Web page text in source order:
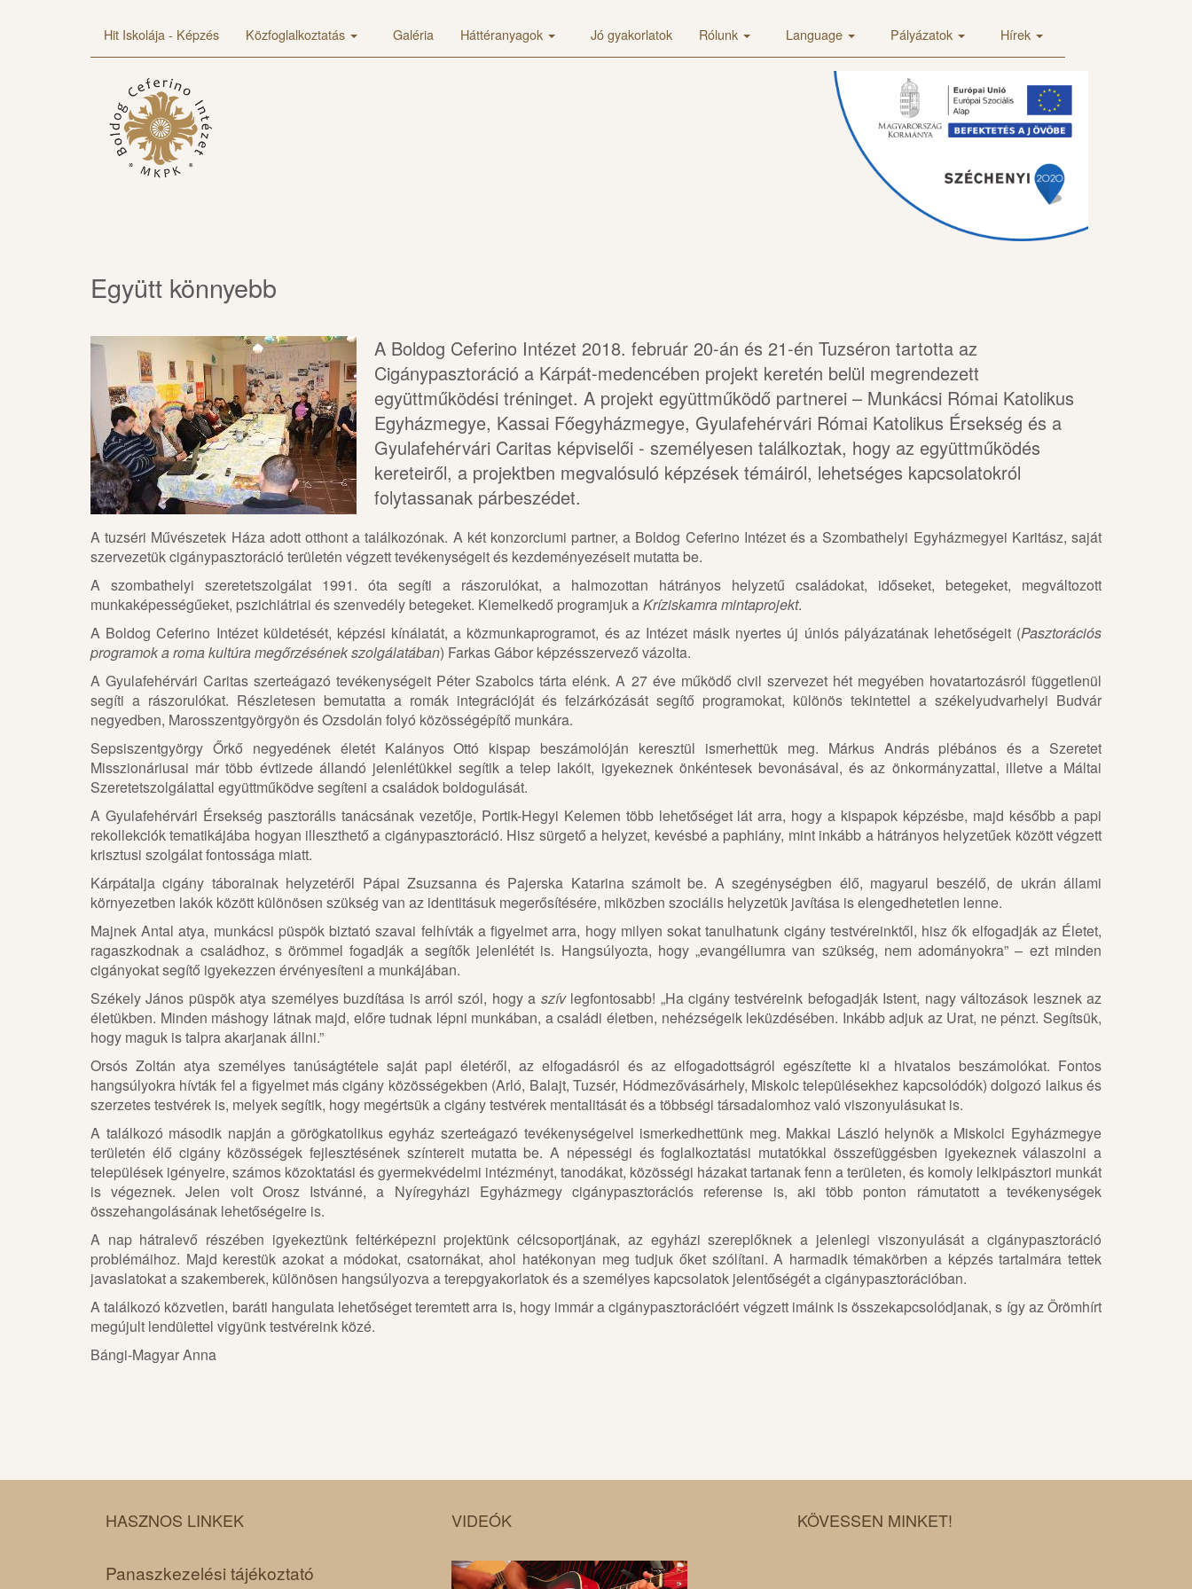
Hit Iskolája - Képzés Közfoglalkoztatás Galéria Háttéranyagok Jó gyakorlatok Rólunk Language Pályázatok Hírek
Együtt könnyebb
A Boldog Ceferino Intézet 2018. február 20-án és 21-én Tuzséron tartotta az
Cigánypasztoráció a Kárpát-medencében projekt keretén belül megrendezett
együttműködési tréninget. A projekt együttműködő partnerei – Munkácsi Római Katolikus
Egyházmegye, Kassai Főegyházmegye, Gyulafehérvári Római Katolikus Érsekség és a
Gyulafehérvári Caritas képviselői - személyesen találkoztak, hogy az együttműködés
kereteiről, a projektben megvalósuló képzések témáiról, lehetséges kapcsolatokról
folytassanak párbeszédet.
A tuzséri Művészetek Háza adott otthont a találkozónak. A két konzorciumi partner, a Boldog Ceferino Intézet és a Szombathelyi Egyházmegyei Karitász, saját
szervezetük cigánypasztoráció területén végzett tevékenységeit és kezdeményezéseit mutatta be.
A szombathelyi szeretetszolgálat 1991. óta segíti a rászorulókat, a halmozottan hátrányos helyzetű családokat, időseket, betegeket, megváltozott
munkaképességűeket, pszichiátriai és szenvedély betegeket. Kiemelkedő programjuk aKríziskamra mintaprojekt.
A Boldog Ceferino Intézet küldetését, képzési kínálatát, a közmunkaprogramot, és az Intézet másik nyertes új úniós pályázatának lehetőségeit (Pasztorációs
programok a roma kultúra megőrzésének szolgálatában) Farkas Gábor képzésszervező vázolta.
A Gyulafehérvári Caritas szerteágazó tevékenységeit Péter Szabolcs tárta elénk. A 27 éve működő civil szervezet hét megyében hovatartozásról függetlenül
segíti a rászorulókat. Részletesen bemutatta a romák integrációját és felzárkózását segítő programokat, különös tekintettel a székelyudvarhelyi Budvár
negyedben, Marosszentgyörgyön és Ozsdolán folyó közösségépítő munkára.
Sepsiszentgyörgy Őrkő negyedének életét Kalányos Ottó kispap beszámolóján keresztül ismerhettük meg. Márkus András plébános és a Szeretet
Misszionáriusai már több évtizede állandó jelenlétükkel segítik a telep lakóit, igyekeznek önkéntesek bevonásával, és az önkormányzattal, illetve a Máltai
Szeretetszolgálattal együttműködve segíteni a családok boldogulását.
A Gyulafehérvári Érsekség pasztorális tanácsának vezetője, Portik-Hegyi Kelemen több lehetőséget lát arra, hogy a kispapok képzésbe, majd később a papi
rekollekciók tematikájába hogyan illeszthető a cigánypasztoráció. Hisz sürgető a helyzet, kevésbé a paphiány, mint inkább a hátrányos helyzetűek között végzett
krisztusi szolgálat fontossága miatt.
Kárpátalja cigány táborainak helyzetéről Pápai Zsuzsanna és Pajerska Katarina számolt be. A szegénységben élő, magyarul beszélő, de ukrán állami
környezetben lakók között különösen szükség van az identitásuk megerősítésére, miközben szociális helyzetük javítása is elengedhetetlen lenne.
Majnek Antal atya, munkácsi püspök biztató szavai felhívták a figyelmet arra, hogy milyen sokat tanulhatunk cigány testvéreinktől, hisz ők elfogadják az Életet,
ragaszkodnak a családhoz, s örömmel fogadják a segítők jelenlétét is. Hangsúlyozta, hogy „evangéliumra van szükség, nem adományokra” – ezt minden
cigányokat segítő igyekezzen érvényesíteni a munkájában.
Székely János püspök atya személyes buzdítása is arról szól, hogy a szívlegfontosabb! „Ha cigány testvéreink befogadják Istent, nagy változások lesznek az
életükben. Minden máshogy látnak majd, előre tudnak lépni munkában, a családi életben, nehézségeik leküzdésében. Inkább adjuk az Urat, ne pénzt. Segítsük,
hogy maguk is talpra akarjanak állni.”
Orsós Zoltán atya személyes tanúságtétele saját papi életéről, az elfogadásról és az elfogadottságról egészítette ki a hivatalos beszámolókat. Fontos
hangsúlyokra hívták fel a figyelmet más cigány közösségekben (Arló, Balajt, Tuzsér, Hódmezővásárhely, Miskolc településekhez kapcsolódók) dolgozó laikus és
szerzetes testvérek is, melyek segítik, hogy megértsük a cigány testvérek mentalitását és a többségi társadalomhoz való viszonyulásukat is.
A találkozó második napján a görögkatolikus egyház szerteágazó tevékenységeivel ismerkedhettünk meg. Makkai László helynök a Miskolci Egyházmegye
területén élő cigány közösségek fejlesztésének színtereit mutatta be. A népességi és foglalkoztatási mutatókkal összefüggésben igyekeznek válaszolni a
települések igényeire, számos közoktatási és gyermekvédelmi intézményt, tanodákat, közösségi házakat tartanak fenn a területen, és komoly lelkipásztori munkát
is végeznek. Jelen volt Orosz Istvánné, a Nyíregyházi Egyházmegy cigánypasztorációs referense is, aki több ponton rámutatott a tevékenységek
összehangolásának lehetőségeire is.
A nap hátralevő részében igyekeztünk feltérképezni projektünk célcsoportjának, az egyházi szereplőknek a jelenlegi viszonyulását a cigánypasztoráció
problémáihoz. Majd kerestük azokat a módokat, csatornákat, ahol hatékonyan meg tudjuk őket szólítani. A harmadik témakörben a képzés tartalmára tettek
javaslatokat a szakemberek, különösen hangsúlyozva a terepgyakorlatok és a személyes kapcsolatok jelentőségét a cigánypasztorációban.
A találkozó közvetlen, baráti hangulata lehetőséget teremtett arra is, hogy immár a cigánypasztorációért végzett imáink is összekapcsolódjanak, s így az Örömhírt
megújult lendülettel vigyünk testvéreink közé.
Bángi-Magyar Anna
HASZNOS LINKEK
Panaszkezelési tájékoztató
VIDEÓK KÖVESSEN MINKET!